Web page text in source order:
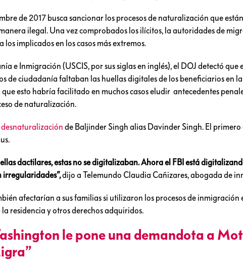
de 2017 busca sancionar los procesos de naturalización que
ilegal. Una vez comprobados los ilícitos, la autoridades de
implicados en los casos más extremos.
e Inmigración (USCIS, por sus siglas en inglés), el DOJ detectó que
de ciudadanía faltaban las huellas digitales de los beneficiarios en
esto habría facilitado en muchos casos eludir antecedentes
de naturalización.
desnaturalización de Baljinder Singh alias Davinder Singh. El primero
dactilares, estas no se digitalizaban. Ahora el FBI está
irregularidades”,dijo a Telemundo Claudia Cañizares, abogada de
afectarían a sus familias si utilizaron los procesos de inmigración
residencia y otros derechos adquiridos.
le pone una demandota a